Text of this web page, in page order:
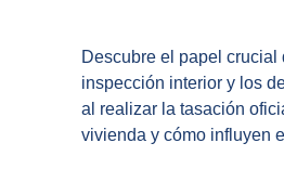
Descubre el papel crucial
inspección interior y los
al realizar la tasación
vivienda y cómo influyen